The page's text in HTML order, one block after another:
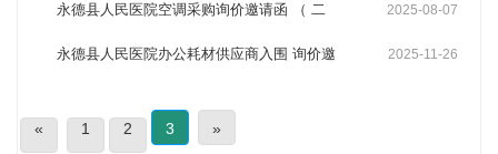
永德县人民医院空调采购询价邀请函 （ 二
次 ）
2025-08-07
永德县人民医院办公耗材供应商入围 询价邀 2025-11-26
« 1 2 3 »